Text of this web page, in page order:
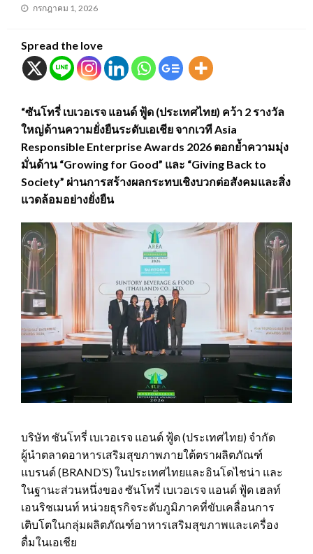
Posted
กรกฎาคม 1, 2026
Spread the love
“ซันโทรี่ เบเวอเรจ แอนด์ ฟู้ด (ประเทศไทย) คว้า 2 รางวัล
ใหญ่ด้านความยั่งยืนระดับเอเชีย จากเวที Asia
Responsible Enterprise Awards 2026 ตอกย้ำความมุ่ง
มั่นด้าน “Growing for Good” และ “Giving Back to
Society” ผ่านการสร้างผลกระทบเชิงบวกต่อสังคมและสิ่ง
แวดล้อมอย่างยั่งยืน
บริษัท ซันโทรี่ เบเวอเรจ แอนด์ ฟู้ด (ประเทศไทย) จำกัด
ผู้นำตลาดอาหารเสริมสุขภาพภายใต้ตราผลิตภัณฑ์
แบรนด์ (BRAND’S) ในประเทศไทยและอินโดไชน่า และ
ในฐานะส่วนหนึ่งของ ซันโทรี่ เบเวอเรจ แอนด์ ฟู้ด เฮลท์
เอนริชเมนท์ หน่วยธุรกิจระดับภูมิภาคที่ขับเคลื่อนการ
เติบโตในกลุ่มผลิตภัณฑ์อาหารเสริมสุขภาพและเครื่อง
ดื่มในเอเชีย